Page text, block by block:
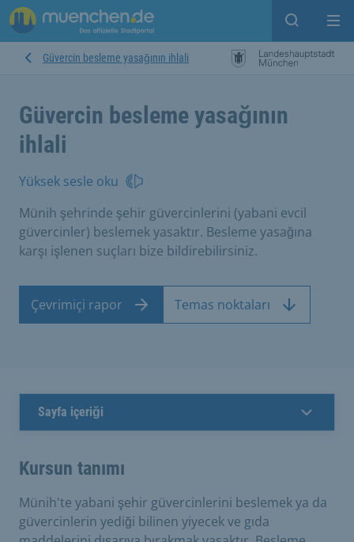
Open
Güvercin besleme yasağının ihlali
Güvercin besleme yasağının
ihlali
Yüksek sesle oku
Münih şehrinde şehir güvercinlerini (yabani evcil
güvercinler) beslemek yasaktır. Besleme yasağına
karşı işlenen suçları bize bildirebilirsiniz.
Çevrimiçi rapor Temas noktaları
Sayfa içeriği
Kursun tanımı
Münih'te yabani şehir güvercinlerini beslemek ya da
güvercinlerin yediği bilinen yiyecek ve gıda